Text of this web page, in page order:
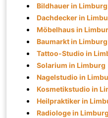
Bildhauer in Limburg
Dachdecker in
Möbelhaus in
Baumarkt in Limburg
Tattoo-Studio in
Solarium in Limburg
Nagelstudio in
Kosmetikstudio in
Heilpraktiker in
Radiologe in Limburg